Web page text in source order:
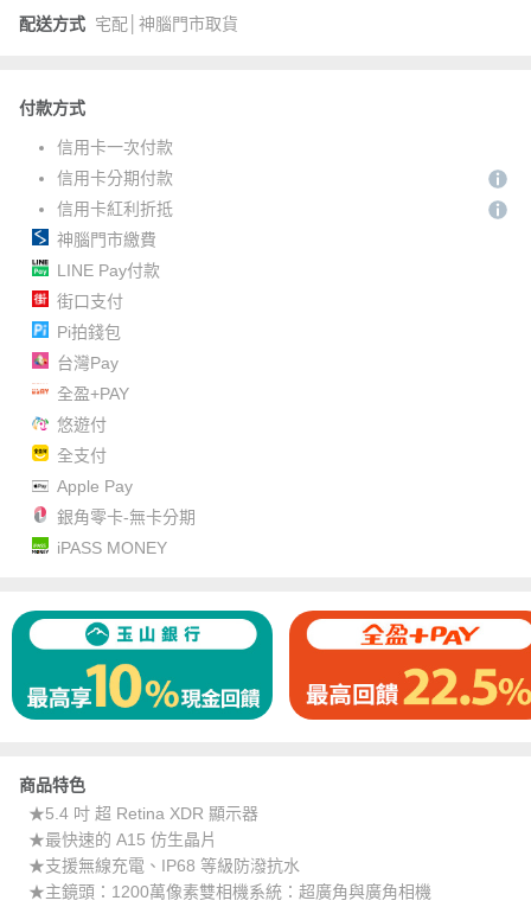
配送方式 宅配│神腦門市取貨
付款方式
信用卡一次付款
信用卡分期付款
信用卡紅利折抵
神腦門市繳費
LINE Pay付款
街口支付
Pi拍錢包
台灣Pay
全盈+PAY
悠遊付
全支付
Apple Pay
銀角零卡-無卡分期
iPASS MONEY
商品特色
★5.4 吋 超 Retina XDR 顯示器
★最快速的 A15 仿生晶片
★支援無線充電、IP68 等級防潑抗水
★主鏡頭：1200萬像素雙相機系統：超廣角與廣角相機